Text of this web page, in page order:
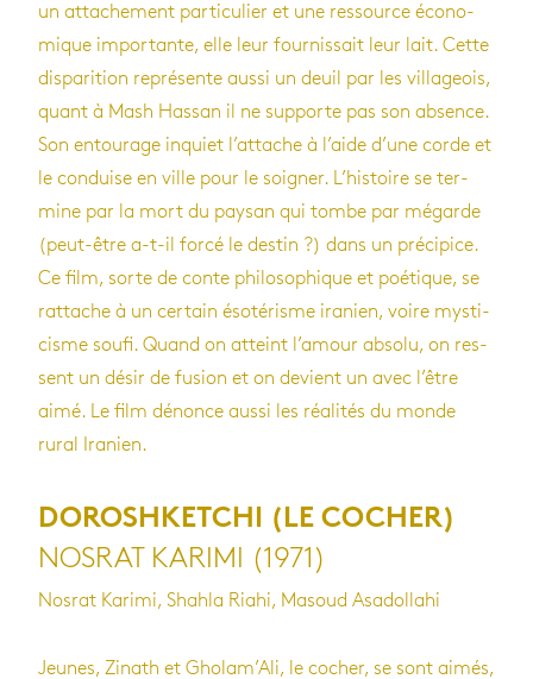
un atta­che­ment par­ti­cu­lier et une res­source éco­no­
mique impor­tante, elle leur four­nis­sait leur lait. Cette
dis­pa­ri­tion repré­sente aussi un deuil par les vil­la­geois,
quant à Mash Has­san il ne sup­porte pas son absence.
Son entou­rage inquiet l’at­tache à l’aide d’une corde et
le conduise en ville pour le soi­gner. L’his­toire se ter­
mine par la mort du pay­san qui tombe par mégarde
(peut-être a-t-il forcé le des­tin ?) dans un pré­ci­pice.
Ce film, sorte de conte phi­lo­so­phique et poé­tique, se
rat­tache à un cer­tain éso­té­risme ira­nien, voire mys­ti­
cisme soufi. Quand on atteint l’amour absolu, on res­
sent un désir de fusion et on devient un avec l’être
aimé. Le film dénonce aussi les réa­li­tés du monde
rural Ira­nien.
DOROSHKETCHI (LE COCHER)
NOSRAT KARIMI (1971)
Nosrat Karimi, Shahla Riahi, Masoud Asadollahi
Jeunes, Zinath et Gho­lam’Ali, le cocher, se sont aimés,